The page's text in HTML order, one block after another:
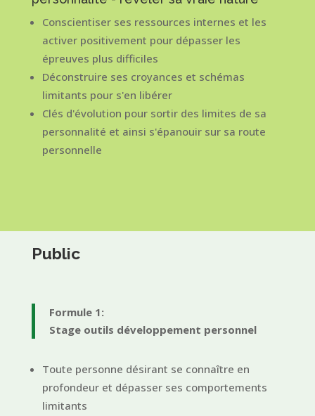
Conscientiser ses ressources internes et les
activer positivement pour dépasser les
épreuves plus difficiles
Déconstruire ses croyances et schémas
limitants pour s'en libérer
Clés d'évolution pour sortir des limites de sa
personnalité et ainsi s'épanouir sur sa route
personnelle
Public
Formule 1:
Stage outils développement personnel
Toute personne désirant se connaître en
profondeur et dépasser ses comportements
limitants